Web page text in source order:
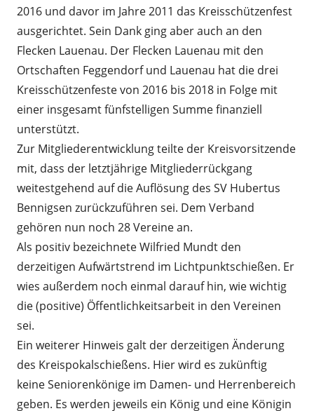
2016 und davor im Jahre 2011 das Kreisschützenfest
ausgerichtet. Sein Dank ging aber auch an den
Flecken Lauenau. Der Flecken Lauenau mit den
Ortschaften Feggendorf und Lauenau hat die drei
Kreisschützenfeste von 2016 bis 2018 in Folge mit
einer insgesamt fünfstelligen Summe finanziell
unterstützt.
Zur Mitgliederentwicklung teilte der Kreisvorsitzende
mit, dass der letztjährige Mitgliederrückgang
weitestgehend auf die Auflösung des SV Hubertus
Bennigsen zurückzuführen sei. Dem Verband
gehören nun noch 28 Vereine an.
Als positiv bezeichnete Wilfried Mundt den
derzeitigen Aufwärtstrend im Lichtpunktschießen. Er
wies außerdem noch einmal darauf hin, wie wichtig
die (positive) Öffentlichkeitsarbeit in den Vereinen
sei.
Ein weiterer Hinweis galt der derzeitigen Änderung
des Kreispokalschießens. Hier wird es zukünftig
keine Seniorenkönige im Damen- und Herrenbereich
geben. Es werden jeweils ein König und eine Königin